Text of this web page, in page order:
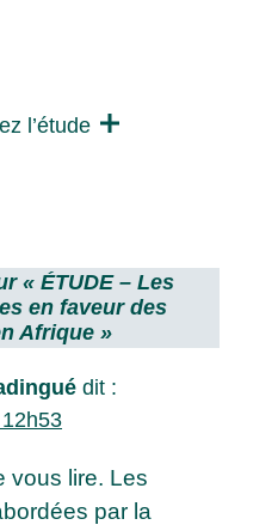
l’étude
« ÉTUDE – Les
en faveur des
Afrique »
dit :
vous lire. Les
par la